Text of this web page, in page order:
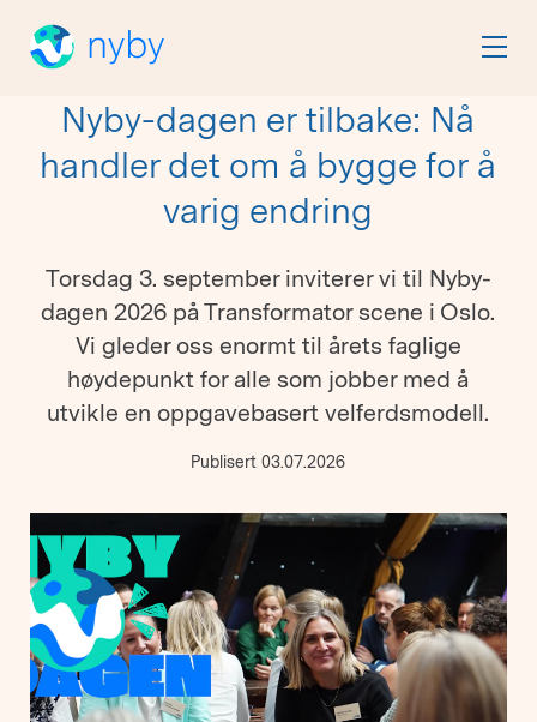
Nyby-dagen er tilbake: Nå
handler det om å bygge for å
varig endring
Torsdag 3. september inviterer vi til Nyby-
dagen 2026 på Transformator scene i Oslo.
Vi gleder oss enormt til årets faglige
høydepunkt for alle som jobber med å
utvikle en oppgavebasert velferdsmodell.
Publisert 03.07.2026